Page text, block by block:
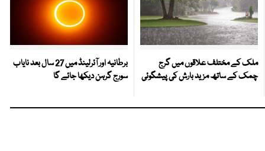
ملک کے مختلف علاقوں میں گرج
چمک کے ساتھ مزید بارش کی پیشگوئی
برطانیہ اور آئرلینڈ میں 27 سال بعد نایاب
سورج گرہن دیکھا جائے گا